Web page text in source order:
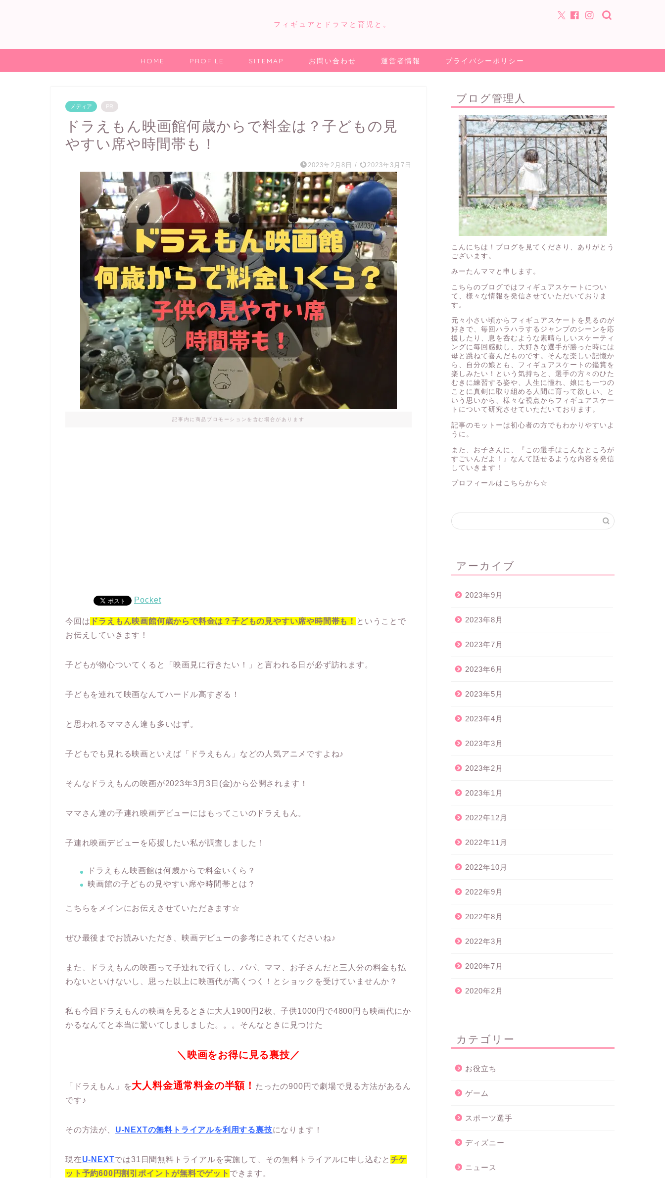
フィギュアとドラマと育児と。
HOME PROFILE SITEMAP お問い合わせ 運営者情報 プライバシーポリシー
メディア PR
ドラえもん映画館何歳からで料金は？子どもの見
やすい席や時間帯も！
2023年2月8日 / 2023年3月7日
記事内に商品プロモーションを含む場合があります
Pocket
今回は ドラえもん映画館何歳からで料金は？子どもの見やすい席や時間帯も！ ということで
お伝えしていきます！
子どもが物心ついてくると「映画見に行きたい！」と言われる日が必ず訪れます。
子どもを連れて映画なんてハードル高すぎる！
と思われるママさん達も多いはず。
子どもでも見れる映画といえば「ドラえもん」などの人気アニメですよね♪
そんなドラえもんの映画が2023年3月3日(金)から公開されます！
ママさん達の子連れ映画デビューにはもってこいのドラえもん。
子連れ映画デビューを応援したい私が調査しました！
ドラえもん映画館は何歳からで料金いくら？
映画館の子どもの見やすい席や時間帯とは？
こちらをメインにお伝えさせていただきます☆
ぜひ最後までお読みいただき、映画デビューの参考にされてくださいね♪
また、ドラえもんの映画って子連れで行くし、パパ、ママ、お子さんだと三人分の料金も払
わないといけないし、思った以上に映画代が高くつく！とショックを受けていませんか？
私も今回ドラえもんの映画を見るときに大人1900円2枚、子供1000円で4800円も映画代にか
かるなんてと本当に驚いてしましました。。。そんなときに見つけた
＼映画をお得に見る裏技／
「ドラえもん」を大人料金通常料金の半額！ たったの900円で劇場で見る方法があるん
です♪
その方法が、 U-NEXTの無料トライアルを利用する裏技になります！
現在U-NEXTでは31日間無料トライアルを実施して、その無料トライアルに申し込むと チケ
ット予約600円割引ポイントが無料でゲット できます。
ブログ管理人
こんにちは！ブログを見てくださり、ありがとう
ございます。
みーたんママと申します。
こちらのブログではフィギュアスケートについ
て、様々な情報を発信させていただいておりま
す。
元々小さい頃からフィギュアスケートを見るのが
好きで、毎回ハラハラするジャンプのシーンを応
援したり、息を呑むような素晴らしいスケーティ
ングに毎回感動し、大好きな選手が勝った時には
母と跳ねて喜んだものです。そんな楽しい記憶か
ら、自分の娘とも、フィギュアスケートの鑑賞を
楽しみたい！という気持ちと、選手の方々のひた
むきに練習する姿や、人生に憧れ、娘にも一つの
ことに真剣に取り組める人間に育って欲しい、と
いう思いから、様々な視点からフィギュアスケー
トについて研究させていただいております。
記事のモットーは初心者の方でもわかりやすいよ
うに。
また、お子さんに、『この選手はこんなところが
すごいんだよ！』なんて話せるような内容を発信
していきます！
プロフィールはこちらから☆
アーカイブ
2023年9月
2023年8月
2023年7月
2023年6月
2023年5月
2023年4月
2023年3月
2023年2月
2023年1月
2022年12月
2022年11月
2022年10月
2022年9月
2022年8月
2022年3月
2020年7月
2020年2月
カテゴリー
お役立ち
ゲーム
スポーツ選手
ディズニー
ニュース